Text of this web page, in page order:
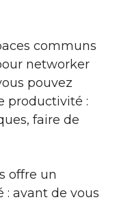
communs
networker
pouvez
productivité :
faire de
offre un
: avant de vous